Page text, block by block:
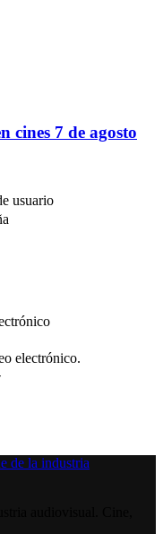
cines 7 de agosto
usuario
electrónico.